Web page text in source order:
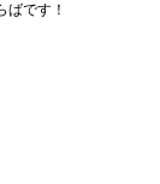
ばです！